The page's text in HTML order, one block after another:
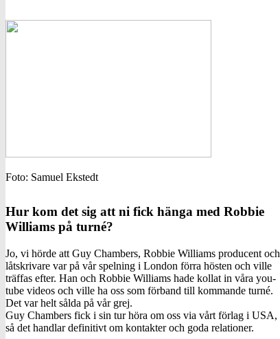
Foto: Samuel Ekstedt
Hur kom det sig att ni fick hänga med Robbie
Williams på turné?
Jo, vi hörde att Guy Chambers, Robbie Williams producent och
låtskrivare var på vår spelning i London förra hösten och ville
träffas efter. Han och Robbie Williams hade kollat in våra you-
tube videos och ville ha oss som förband till kommande turné.
Det var helt sålda på vår grej.
Guy Chambers fick i sin tur höra om oss via vårt förlag i USA,
så det handlar definitivt om kontakter och goda relationer.